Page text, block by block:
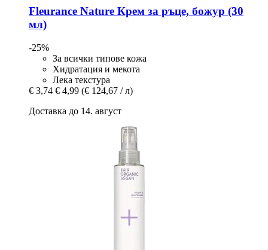
Fleurance Nature Крем за ръце, божур (30
мл)
-25%
За всички типове кожа
Хидратация и мекота
Лека текстура
€ 3,74 € 4,99 (€ 124,67 / л)
Доставка до 14. август